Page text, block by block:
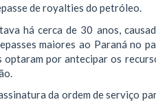
de royalties do petróleo.
há cerca de 30 anos,
maiores ao Paraná no
por antecipar os
da ordem de serviço